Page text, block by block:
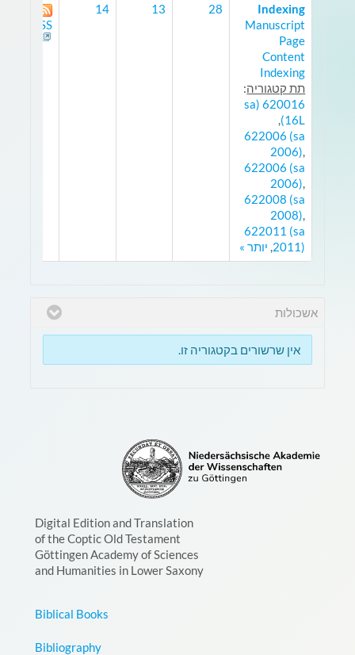
Indexing
Manuscript
Page
Content
Indexing
תת קטגוריה:
620016 (sa
16L)
,
622006 (sa
2006),
622006 (sa
2006),
622008 (sa
2008),
622011 (sa
2011)
, יותר »
28
13
14
RSS
אשכולות
אין שרשורים בקטגוריה זו.
Digital Edition and Translation
of the Coptic Old Testament
Göttingen Academy of Sciences
and Humanities in Lower Saxony
Biblical Books
Bibliography